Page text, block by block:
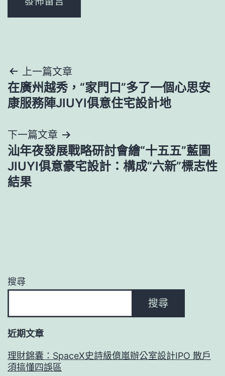
文
章
覽
上一篇文章
在廣州越秀，“家門口”多了一個心思安
康服務陣JIUYI俱意住宅設計地
下一篇文章
汕年夜發展戰略研討會繪“十五五”藍圖
JIUYI俱意豪宅設計：構成“六新”標志性
結果
搜尋
搜尋
近期文章
理財錦囊：SpaceX史詩級億嵐辦公室設計IPO 散戶
須搞懂四誤區